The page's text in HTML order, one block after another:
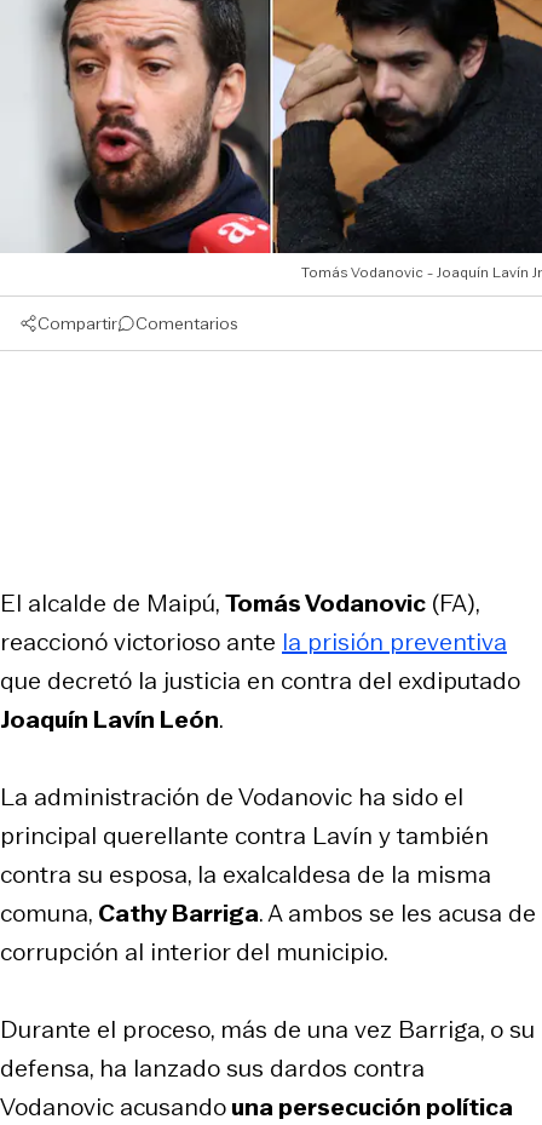
Tomás Vodanovic - Joaquín Lavín Jr
Compartir Comentarios
El alcalde de Maipú,Tomás Vodanovic (FA),
reaccionó victorioso ante la prisión preventiva
que decretó la justicia en contra del exdiputado
Joaquín Lavín León.
La administración de Vodanovic ha sido el
principal querellante contra Lavín y también
contra su esposa, la exalcaldesa de la misma
comuna, Cathy Barriga. A ambos se les acusa de
corrupción al interior del municipio.
Durante el proceso, más de una vez Barriga, o su
defensa, ha lanzado sus dardos contra
Vodanovic acusandouna persecución política